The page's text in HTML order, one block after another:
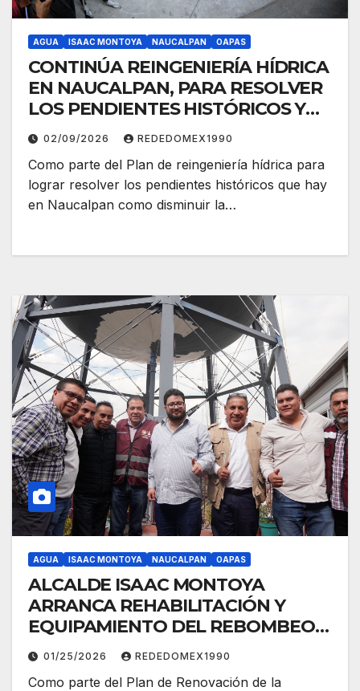
AGUA ISAAC MONTOYA NAUCALPAN OAPAS
CONTINÚA REINGENIERÍA HÍDRICA
EN NAUCALPAN, PARA RESOLVER
LOS PENDIENTES HISTÓRICOS Y
GARANTIZAR EL SUMINISTRO DE
AGUA
02/09/2026 REDEDOMEX1990
Como parte del Plan de reingeniería hídrica para
lograr resolver los pendientes históricos que hay
en Naucalpan como disminuir la…
AGUA ISAAC MONTOYA NAUCALPAN OAPAS
ALCALDE ISAAC MONTOYA
ARRANCA REHABILITACIÓN Y
EQUIPAMIENTO DEL REBOMBEO
DEL TANQUE Y POZO LOMA
COLORADA
01/25/2026 REDEDOMEX1990
Como parte del Plan de Renovación de la